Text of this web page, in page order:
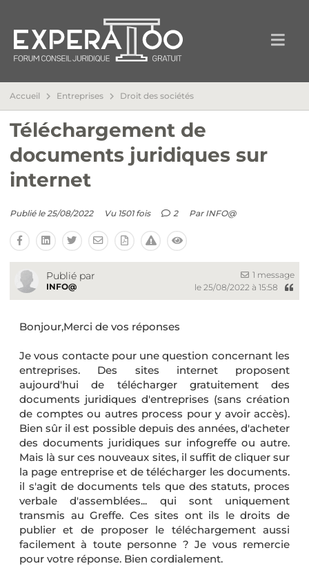
Accueil Entreprises Droit des sociétés
Téléchargement de
documents juridiques sur
internet
Publié le 25/08/2022 Vu 1501 fois 2 Par INFO@
Publié par
INFO@
1 message
le 25/08/2022 à 15:58
Bonjour,Merci de vos réponses
Je vous contacte pour une question concernant les
entreprises. Des sites internet proposent
aujourd'hui de télécharger gratuitement des
documents juridiques d'entreprises (sans création
de comptes ou autres process pour y avoir accès).
Bien sûr il est possible depuis des années, d'acheter
des documents juridiques sur infogreffe ou autre.
Mais là sur ces nouveaux sites, il suffit de cliquer sur
la page entreprise et de télécharger les documents.
il s'agit de documents tels que des statuts, proces
verbale d'assemblées... qui sont uniquement
transmis au Greffe. Ces sites ont ils le droits de
publier et de proposer le téléchargement aussi
facilement à toute personne ? Je vous remercie
pour votre réponse. Bien cordialement.